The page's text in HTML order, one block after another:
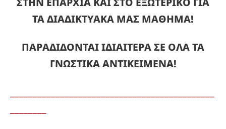
ΤΑ ΔΙΑΔΙΚΤΥΑΚΑ ΜΑΣ ΜΑΘΗΜΑ!
ΠΑΡΑΔΙΔΟΝΤΑΙ ΙΔΙΑΙΤΕΡΑ ΣΕ ΟΛΑ ΤΑ
ΓΝΩΣΤΙΚΑ ΑΝΤΙΚΕΙΜΕΝΑ!